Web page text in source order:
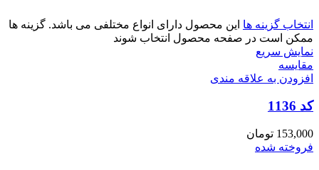
انتخاب گزینه ها این محصول دارای انواع مختلفی می باشد. گزینه ها
ممکن است در صفحه محصول انتخاب شوند
نمایش سریع
مقايسه
افزودن به علاقه مندی
کد 1136
153,000 تومان
فروخته شده